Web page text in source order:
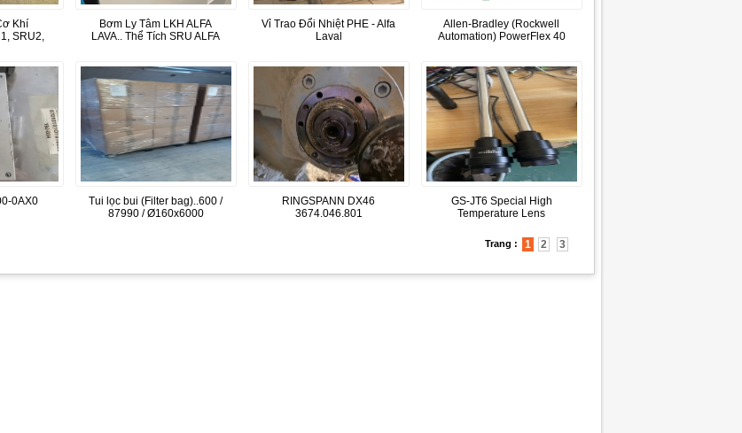
Khí
SRU2,
Bơm Ly Tâm LKH ALFA
LAVA.. Thể Tích SRU ALFA
Vỉ Trao Đổi Nhiệt PHE - Alfa
Laval
Allen-Bradley (Rockwell
Automation) PowerFlex 40
0AX0
Tui lọc bui (Filter bag)..600 /
87990 / Ø160x6000
RINGSPANN DX46
3674.046.801
GS-JT6 Special High
Temperature Lens
Trang : 1 2 3